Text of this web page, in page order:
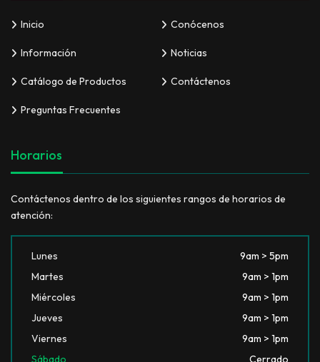
Inicio Conócenos
Información Noticias
Catálogo de Productos Contáctenos
Preguntas Frecuentes
Horarios
Contáctenos dentro de los siguientes rangos de horarios de
atención:
Lunes
9am > 5pm
Martes
9am > 1pm
Miércoles
9am > 1pm
Jueves
9am > 1pm
Viernes
9am > 1pm
Sábado
Cerrado